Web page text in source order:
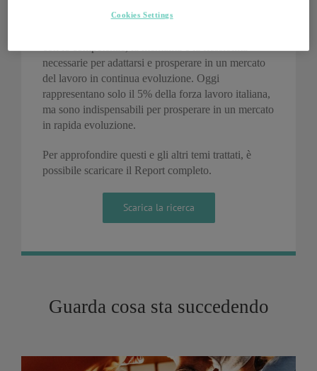
sviluppo dei future-ready workers, ossia quei
necessarie per adattarsi e prosperare in un mercato
del lavoro in continua evoluzione. Oggi
rappresentano solo il 5% della forza lavoro italiana,
ma sono indispensabili per prosperare in un mercato
in rapida evoluzione.
Per approfondire questi e gli altri temi trattati, è
possibile scaricare il Report completo.
Scarica la ricerca
Guarda cosa sta succedendo
Cookies Settings